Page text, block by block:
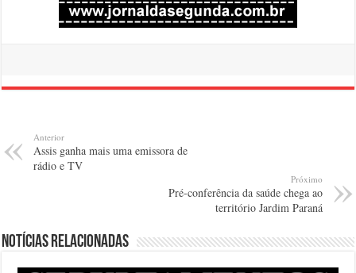
Anterior
Assis ganha mais uma emissora de
rádio e TV
Próximo
Pré-conferência da saúde chega ao
território Jardim Paraná
Notícias relacionadas